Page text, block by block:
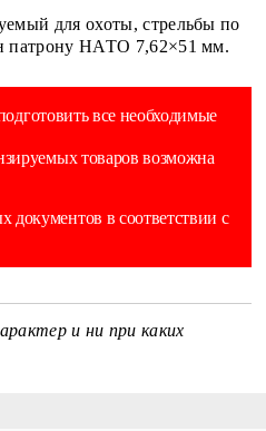
для охоты, стрельбы по
патрону НАТО 7,62×51 мм.
все необходимые
товаров возможна
в соответствии с
и ни при каких